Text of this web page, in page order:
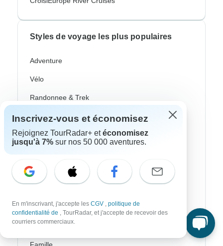
Styles de voyage les plus populaires
Adventure
Vélo
Randonnee & Trek
Aurores Boréales
Croisière Fluviale
Voyages Culturel
Train Et Rail
Plage
Inscrivez-vous et économisez
Rejoignez TourRadar+ etéconomisez
jusqu'à 7% sur nos 50 000 aventures.
En m'inscrivant, j'accepte les CGV , politique de
confidentialité de , TourRadar, et j'accepte de recevoir des
courriers commerciaux.